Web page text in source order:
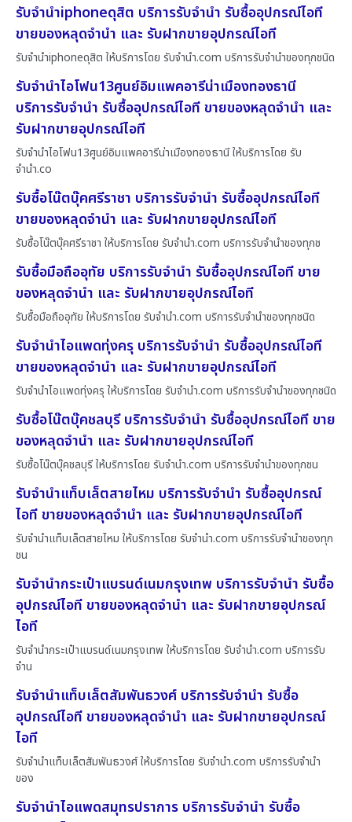
รับจำนำiphoneดุสิต บริการรับจำนำ รับซื้ออุปกรณ์ไอที
ขายของหลุดจำนำ และ รับฝากขายอุปกรณ์ไอที
รับจำนำiphoneดุสิต ให้บริการโดย รับจํานํา.com บริการรับจำนำของทุกชนิด
รับจำนำไอโฟน13ศูนย์อิมแพคอารีน่าเมืองทองธานี
บริการรับจำนำ รับซื้ออุปกรณ์ไอที ขายของหลุดจำนำ และ
รับฝากขายอุปกรณ์ไอที
รับจำนำไอโฟน13ศูนย์อิมแพคอารีน่าเมืองทองธานี ให้บริการโดย รับ
จํานํา.co
รับซื้อโน๊ตบุ๊คศรีราชา บริการรับจำนำ รับซื้ออุปกรณ์ไอที
ขายของหลุดจำนำ และ รับฝากขายอุปกรณ์ไอที
รับซื้อโน๊ตบุ๊คศรีราชา ให้บริการโดย รับจํานํา.com บริการรับจำนำของทุกช
รับซื้อมือถืออุทัย บริการรับจำนำ รับซื้ออุปกรณ์ไอที ขาย
ของหลุดจำนำ และ รับฝากขายอุปกรณ์ไอที
รับซื้อมือถืออุทัย ให้บริการโดย รับจํานํา.com บริการรับจำนำของทุกชนิด
รับจำนำไอแพดทุ่งครุ บริการรับจำนำ รับซื้ออุปกรณ์ไอที
ขายของหลุดจำนำ และ รับฝากขายอุปกรณ์ไอที
รับจำนำไอแพดทุ่งครุ ให้บริการโดย รับจํานํา.com บริการรับจำนำของทุกชนิด
รับซื้อโน๊ตบุ๊คชลบุรี บริการรับจำนำ รับซื้ออุปกรณ์ไอที ขาย
ของหลุดจำนำ และ รับฝากขายอุปกรณ์ไอที
รับซื้อโน๊ตบุ๊คชลบุรี ให้บริการโดย รับจํานํา.com บริการรับจำนำของทุกชน
รับจำนำแท็บเล็ตสายไหม บริการรับจำนำ รับซื้ออุปกรณ์
ไอที ขายของหลุดจำนำ และ รับฝากขายอุปกรณ์ไอที
รับจำนำแท็บเล็ตสายไหม ให้บริการโดย รับจํานํา.com บริการรับจำนำของทุก
ชน
รับจำนำกระเป๋าแบรนด์เนมกรุงเทพ บริการรับจำนำ รับซื้อ
อุปกรณ์ไอที ขายของหลุดจำนำ และ รับฝากขายอุปกรณ์
ไอที
รับจำนำกระเป๋าแบรนด์เนมกรุงเทพ ให้บริการโดย รับจํานํา.com บริการรับ
จำน
รับจำนำแท็บเล็ตสัมพันธวงศ์ บริการรับจำนำ รับซื้อ
อุปกรณ์ไอที ขายของหลุดจำนำ และ รับฝากขายอุปกรณ์
ไอที
รับจำนำแท็บเล็ตสัมพันธวงศ์ ให้บริการโดย รับจํานํา.com บริการรับจำนำ
ของ
รับจำนำไอแพดสมุทรปราการ บริการรับจำนำ รับซื้อ